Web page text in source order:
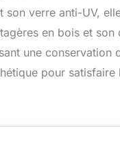
son verre anti-UV,
en bois et son
une conservation
pour